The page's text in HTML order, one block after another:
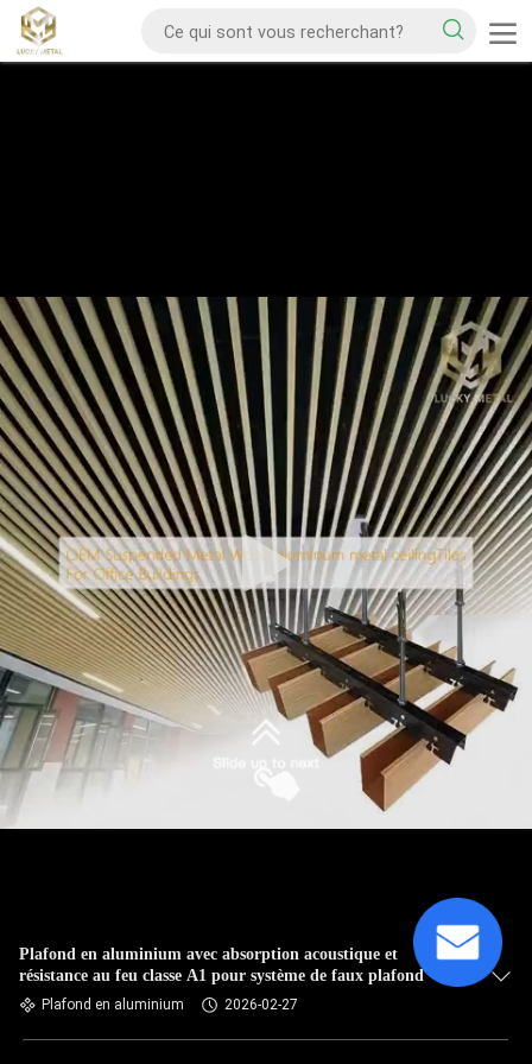
Plafond en aluminium avec absorption acoustique et
résistance au feu classe A1 pour système de faux plafond
Plafond en aluminium 2026-02-27